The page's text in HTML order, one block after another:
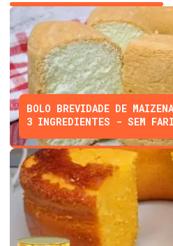
BOLO BREVIDADE DE
3 INGREDIENTES - SEM